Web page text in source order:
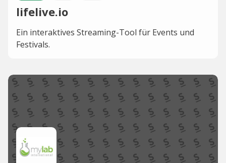
lifelive.io
Ein interaktives Streaming-Tool für Events und
Festivals.